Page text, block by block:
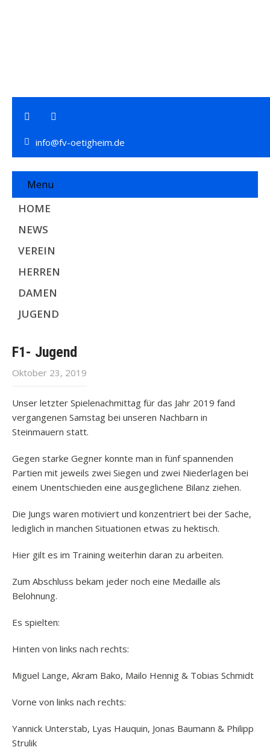
info@fv-oetigheim.de
Menu
HOME
NEWS
VEREIN
HERREN
DAMEN
JUGEND
F1- Jugend
Oktober 23, 2019
Unser letzter Spielenachmittag für das Jahr 2019 fand
vergangenen Samstag bei unseren Nachbarn in
Steinmauern statt.
Gegen starke Gegner konnte man in fünf spannenden
Partien mit jeweils zwei Siegen und zwei Niederlagen bei
einem Unentschieden eine ausgeglichene Bilanz ziehen.
Die Jungs waren motiviert und konzentriert bei der Sache,
lediglich in manchen Situationen etwas zu hektisch.
Hier gilt es im Training weiterhin daran zu arbeiten.
Zum Abschluss bekam jeder noch eine Medaille als
Belohnung.
Es spielten:
Hinten von links nach rechts:
Miguel Lange, Akram Bako, Mailo Hennig & Tobias Schmidt
Vorne von links nach rechts:
Yannick Unterstab, Lyas Hauquin, Jonas Baumann & Philipp
Strulik